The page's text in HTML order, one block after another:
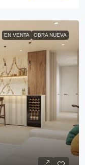
EN VENTA OBRA NUEVA